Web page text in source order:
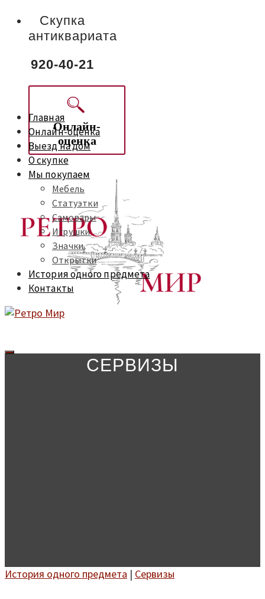
Скупка
антиквариата
920-40-21
Онлайн-
оценка
Главная
Онлайн-оценка
Выезд на дом
О скупке
Мы покупаем
Мебель
Статуэтки
Самовары
Игрушки
Значки
Открытки
История одного предмета
Контакты
СЕРВИЗЫ
История одного предмета | Сервизы